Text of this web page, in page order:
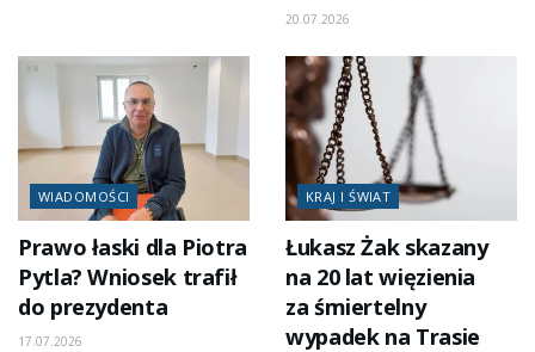
20.07.2026
WIADOMOŚCI
Prawo łaski dla Piotra
Pytla? Wniosek trafił
do prezydenta
17.07.2026
KRAJ I ŚWIAT
Łukasz Żak skazany
na 20 lat więzienia
za śmiertelny
wypadek na Trasie